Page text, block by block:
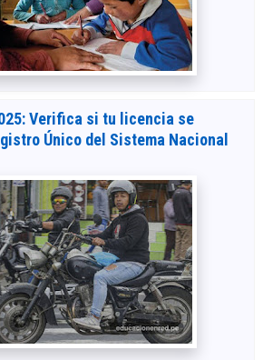
Verifica si tu licencia se
Único del Sistema Nacional